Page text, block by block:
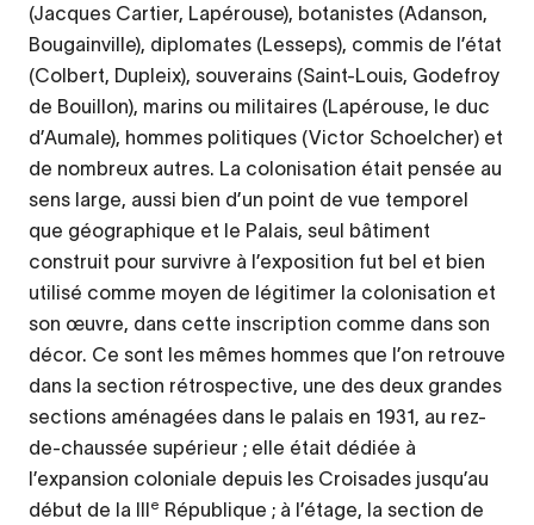
(Jacques Cartier, Lapérouse), botanistes (Adanson,
Bougainville), diplomates (Lesseps), commis de l’état
(Colbert, Dupleix), souverains (Saint-Louis, Godefroy
de Bouillon), marins ou militaires (Lapérouse, le duc
d’Aumale), hommes politiques (Victor Schoelcher) et
de nombreux autres. La colonisation était pensée au
sens large, aussi bien d’un point de vue temporel
que géographique et le Palais, seul bâtiment
construit pour survivre à l’exposition fut bel et bien
utilisé comme moyen de légitimer la colonisation et
son œuvre, dans cette inscription comme dans son
décor. Ce sont les mêmes hommes que l’on retrouve
dans la section rétrospective, une des deux grandes
sections aménagées dans le palais en 1931, au rez-
de-chaussée supérieur ; elle était dédiée à
l’expansion coloniale depuis les Croisades jusqu’au
début de la IIIe République ; à l’étage, la section de